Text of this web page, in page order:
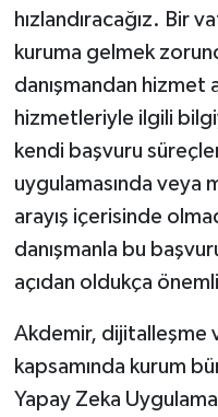
hızlandıracağız. Bir
kuruma gelmek
danışmandan hizmet
hizmetleriyle ilgili
kendi başvuru
uygulamasında veya
arayış içerisinde
danışmanla bu
açıdan oldukça
Akdemir, dijitalleşme
kapsamında kurum
Yapay Zeka